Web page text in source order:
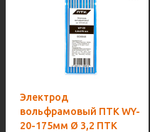
Электрод
вольфрамовый ПТК WY-
20-175мм Ø 3,2 ПТК